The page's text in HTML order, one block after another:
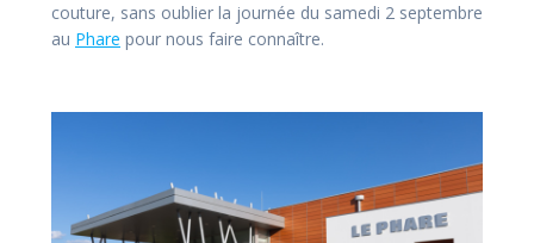
couture, sans oublier la journée du samedi 2 septembre
au Phare pour nous faire connaître.